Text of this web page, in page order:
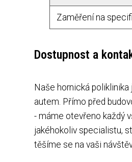
Zaměření na
Dostupnost a
Naše hornická
autem. Přímo před
- máme otevřeno každý
jakéhokoliv specialistu,
těšíme se na vaši